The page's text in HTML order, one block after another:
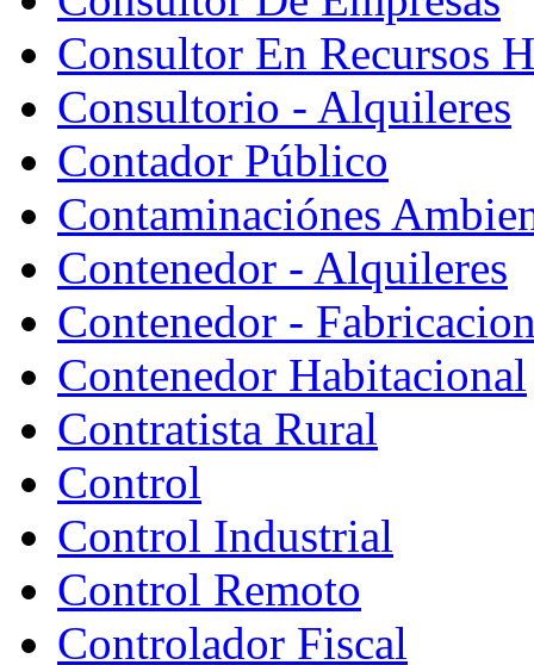
Consultor En Recursos
Consultorio - Alquileres
Contador Público
Contaminaciónes
Contenedor - Alquileres
Contenedor -
Contenedor Habitacional
Contratista Rural
Control
Control Industrial
Control Remoto
Controlador Fiscal